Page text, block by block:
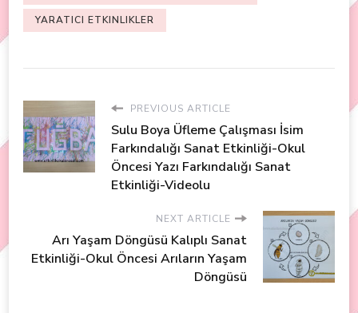
YARATICI ETKINLIKLER
PREVIOUS ARTICLE
Sulu Boya Üfleme Çalışması İsim
Farkındalığı Sanat Etkinliği-Okul
Öncesi Yazı Farkındalığı Sanat
Etkinliği-Videolu
NEXT ARTICLE
Arı Yaşam Döngüsü Kalıplı Sanat
Etkinliği-Okul Öncesi Arıların Yaşam
Döngüsü